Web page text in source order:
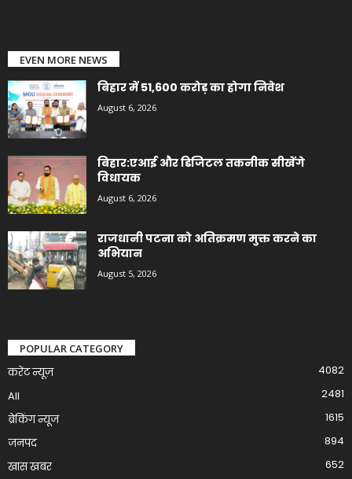
EVEN MORE NEWS
बिहार में 51,600 करोड़ का होगा निवेश
August 6, 2026
बिहार:एआई और डिजिटल तकनीक सीखेंगे
विधायक
August 6, 2026
राजधानी पटना को अतिक्रमण मुक्त करने का
अभियान
August 5, 2026
POPULAR CATEGORY
करेंट न्यूज़
4082
All
2481
ब्रेकिंग न्यूज
1615
जनपद
894
खास खबर
652